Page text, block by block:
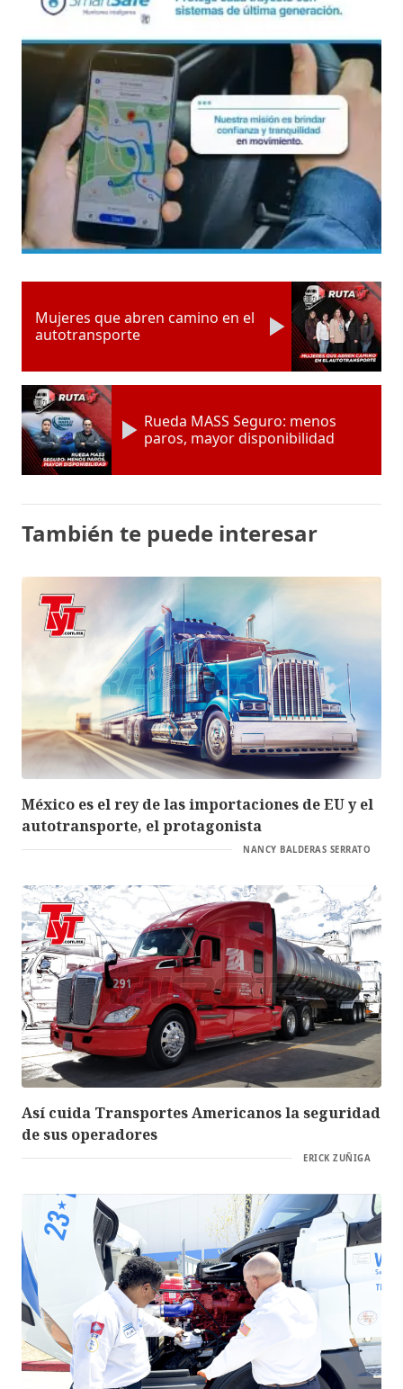
Mujeres que abren camino en el
autotransporte
Rueda MASS Seguro: menos
paros, mayor disponibilidad
También te puede interesar
México es el rey de las importaciones de EU y el
autotransporte, el protagonista
NANCY BALDERAS SERRATO
Así cuida Transportes Americanos la seguridad
de sus operadores
ERICK ZUÑIGA